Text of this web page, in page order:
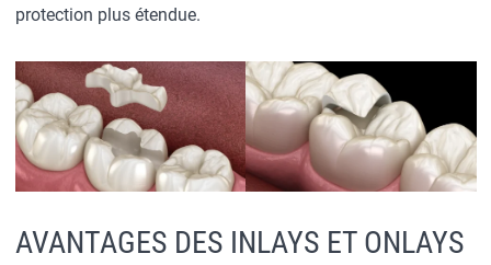
protection plus étendue.
AVANTAGES DES INLAYS ET ONLAYS